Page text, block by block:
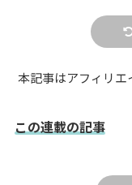
本記事はアフィリ
この連載の記事